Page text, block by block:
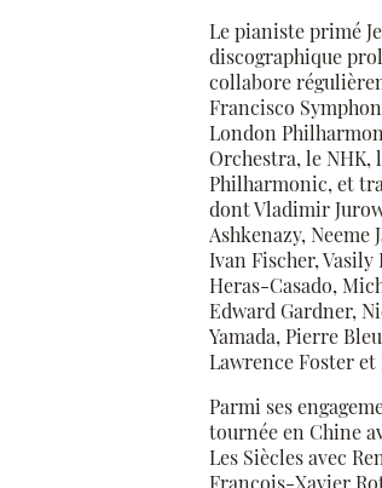
Le pianiste primé
discographique
collabore
Francisco
London
Orchestra, le NHK,
Philharmonic, et
dont Vladimir
Ashkenazy,
Ivan Fischer,
Heras-Casado,
Edward Gardner,
Yamada, Pierre
Lawrence Foster
Parmi ses
tournée en Chine
Les Siècles avec
François-Xavier